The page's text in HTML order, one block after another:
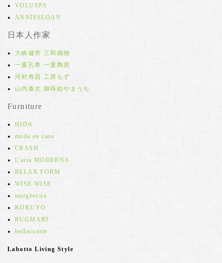
VOLUSPA
ANNIESLOAN
日本人作家
大峡健市 三和織物
一重孔希 一重陶房
河村寿昌 工房もず
山内泰次 御蒔絵やまうち
Furniture
HIDA
moda en casa
CRASH
L'aria MODERNA
RELAX FORM
WISE WISE
margherita
KOKUYO
RUGMART
bellacontte
Labotto Living Style